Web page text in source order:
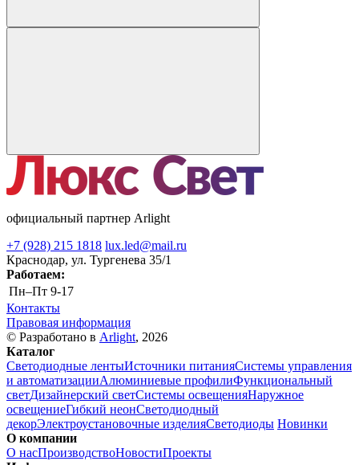
официальный партнер Arlight
+7 (928) 215 1818 lux.led@mail.ru
Краснодар, ул. Тургенева 35/1
Работаем:
Пн–Пт 9-17
Контакты
Правовая информация
© Разработано в Arlight, 2026
Каталог
Светодиодные лентыИсточники питанияСистемы управления
и автоматизацииАлюминиевые профилиФункциональный
светДизайнерский светСистемы освещенияНаружное
освещениеГибкий неонСветодиодный
декорЭлектроустановочные изделияСветодиоды Новинки
О компании
О насПроизводствоНовостиПроекты